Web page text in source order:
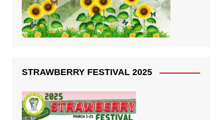
STRAWBERRY FESTIVAL 2025